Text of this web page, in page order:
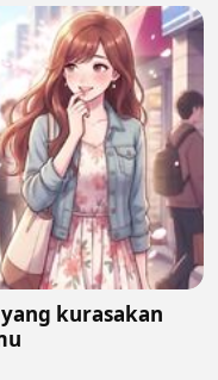
kurasakan